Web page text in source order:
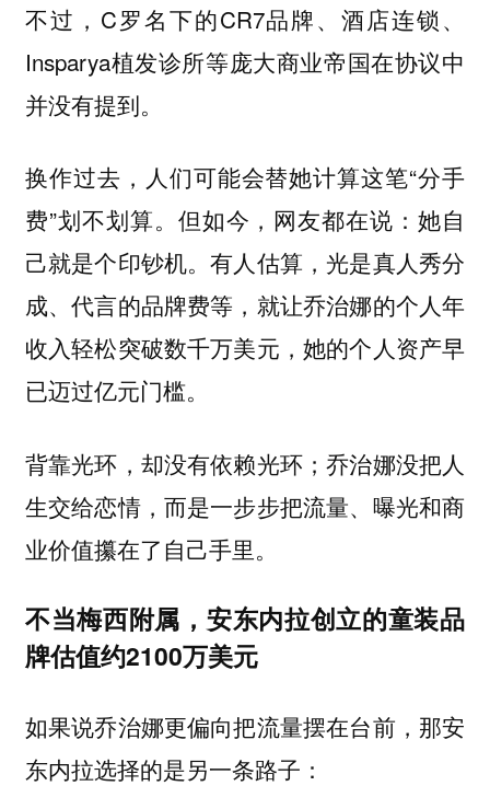
不过，C罗名下的CR7品牌、酒店连锁、
Insparya植发诊所等庞大商业帝国在协议中
并没有提到。
换作过去，人们可能会替她计算这笔“分手
费”划不划算。但如今，网友都在说：她自
己就是个印钞机。有人估算，光是真人秀分
成、代言的品牌费等，就让乔治娜的个人年
收入轻松突破数千万美元，她的个人资产早
已迈过亿元门槛。
背靠光环，却没有依赖光环；乔治娜没把人
生交给恋情，而是一步步把流量、曝光和商
业价值攥在了自己手里。
不当梅西附属，安东内拉创立的童装品
牌估值约2100万美元
如果说乔治娜更偏向把流量摆在台前，那安
东内拉选择的是另一条路子：